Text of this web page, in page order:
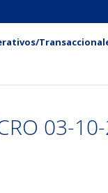
03-